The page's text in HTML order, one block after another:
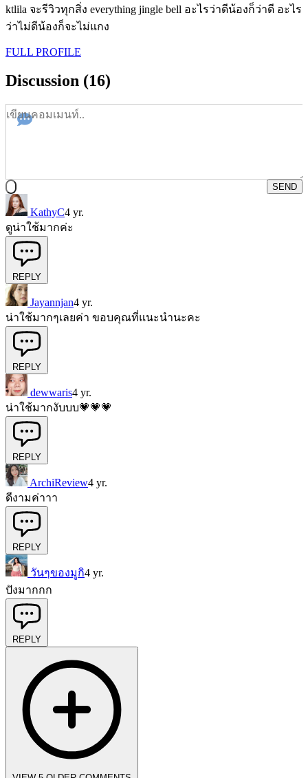
ktlila จะรีวิวทุกสิ่ง everything jingle bell อะไรว่าดีน้องก็ว่าดี อะไร
ว่าไม่ดีน้องก็จะไม่แกง
FULL PROFILE
Discussion (16)
SEND
KathyC4 yr.
ดูน่าใช้มากค่ะ
REPLY
Jayannjan4 yr.
น่าใช้มากๆเลยค่า ขอบคุณที่แนะนำนะคะ
REPLY
dewwaris4 yr.
น่าใช้มากงับบบ💗💗💗
REPLY
ArchiReview4 yr.
ดีงามค่าาา
REPLY
วันๆของมูกิ4 yr.
ปังมากกก
REPLY